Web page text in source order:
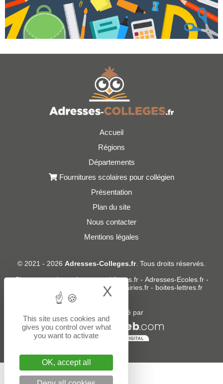
Accueil
Régions
Départements
Fournitures scolaires pour collégien
Présentation
Plan du site
Nous contacter
Mentions légales
© 2021 - 2026 Adresses-Colleges.fr. Tous droits réservés.
Sites partenaires :donneespubliques.fr- Adresses-Ecoles.fr-
Adresses-Mairies.fr- boites-lettres.fr
Un service édité par
This site uses cookies and
gives you control over what
you want to activate
OK, accept all
X Hide cookie